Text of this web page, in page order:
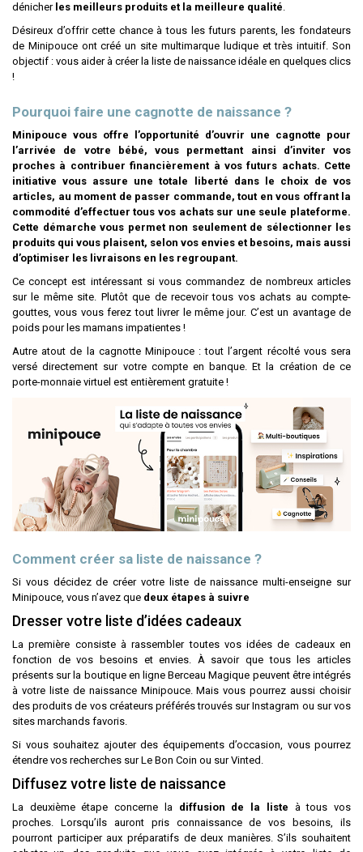
dénicher les meilleurs produits et la meilleure qualité.
Désireux d’offrir cette chance à tous les futurs parents, les fondateurs
de Minipouce ont créé un site multimarque ludique et très intuitif. Son
objectif : vous aider à créer la liste de naissance idéale en quelques clics
!
Pourquoi faire une cagnotte de naissance ?
Minipouce vous offre l’opportunité d’ouvrir une cagnotte pour
l’arrivée de votre bébé, vous permettant ainsi d’inviter vos
proches à contribuer financièrement à vos futurs achats. Cette
initiative vous assure une totale liberté dans le choix de vos
articles, au moment de passer commande, tout en vous offrant la
commodité d’effectuer tous vos achats sur une seule plateforme.
Cette démarche vous permet non seulement de sélectionner les
produits qui vous plaisent, selon vos envies et besoins, mais aussi
d’optimiser les livraisons en les regroupant.
Ce concept est intéressant si vous commandez de nombreux articles
sur le même site. Plutôt que de recevoir tous vos achats au compte-
gouttes, vous vous ferez tout livrer le même jour. C’est un avantage de
poids pour les mamans impatientes !
Autre atout de la cagnotte Minipouce : tout l’argent récolté vous sera
versé directement sur votre compte en banque. Et la création de ce
porte-monnaie virtuel est entièrement gratuite !
Comment créer sa liste de naissance ?
Si vous décidez de créer votre liste de naissance multi-enseigne sur
Minipouce, vous n’avez que deux étapes à suivre
Dresser votre liste d’idées cadeaux
La première consiste à rassembler toutes vos idées de cadeaux en
fonction de vos besoins et envies. À savoir que tous les articles
présents sur la boutique en ligne Berceau Magique peuvent être intégrés
à votre liste de naissance Minipouce. Mais vous pourrez aussi choisir
des produits de vos créateurs préférés trouvés sur Instagram ou sur vos
sites marchands favoris.
Si vous souhaitez ajouter des équipements d’occasion, vous pourrez
étendre vos recherches sur Le Bon Coin ou sur Vinted.
Diffusez votre liste de naissance
La deuxième étape concerne la diffusion de la liste à tous vos
proches. Lorsqu’ils auront pris connaissance de vos besoins, ils
pourront participer aux préparatifs de deux manières. S’ils souhaitent